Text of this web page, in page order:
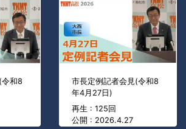
和8
市長定例記者会見(令和8
年4月27日)
再生 : 125回
公開 : 2026.4.27